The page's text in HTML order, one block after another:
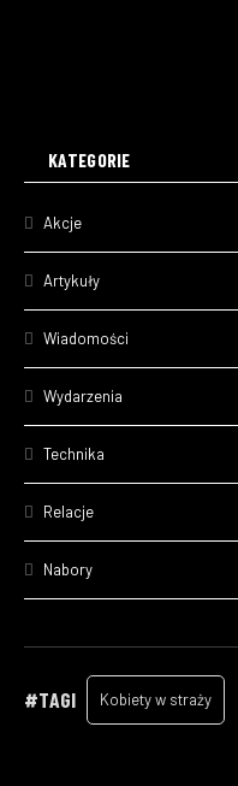
KATEGORIE
Akcje
Artykuły
Wiadomości
Wydarzenia
Technika
Relacje
Nabory
#TAGI Kobiety w straży